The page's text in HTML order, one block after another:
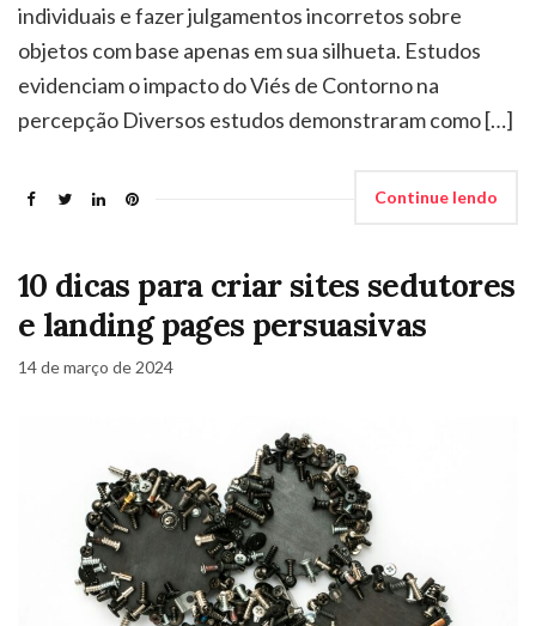
individuais e fazer julgamentos incorretos sobre
objetos com base apenas em sua silhueta. Estudos
evidenciam o impacto do Viés de Contorno na
percepção Diversos estudos demonstraram como […]
Continue lendo
10 dicas para criar sites sedutores
e landing pages persuasivas
14 de março de 2024